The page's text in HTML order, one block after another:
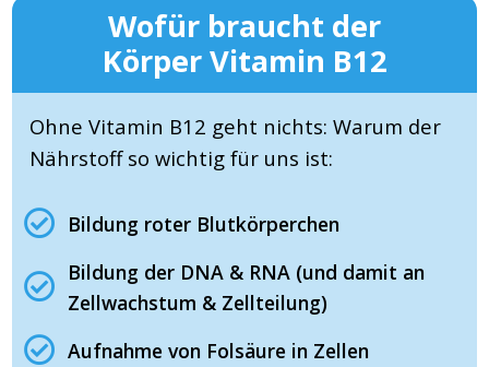
Wofür braucht der
Körper Vitamin B12
Ohne Vitamin B12 geht nichts: Warum der
Nährstoff so wichtig für uns ist:
Bildung roter Blutkörperchen
Bildung der DNA & RNA (und damit an
Zellwachstum & Zellteilung)
Aufnahme von Folsäure in Zellen